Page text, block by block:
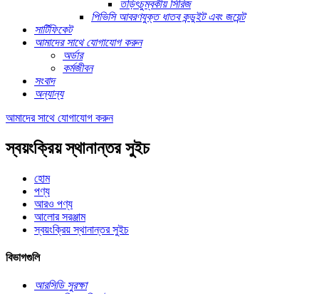
তড়িৎচুম্বকীয় সিরিজ
পিভিসি আবরণযুক্ত ধাতব কন্ডুইট এবং জয়েন্ট
সার্টিফিকেট
আমাদের সাথে যোগাযোগ করুন
অর্ডার
কর্মজীবন
সংবাদ
অন্যান্য
আমাদের সাথে যোগাযোগ করুন
স্বয়ংক্রিয় স্থানান্তর সুইচ
হোম
পণ্য
আরও পণ্য
আলোর সরঞ্জাম
স্বয়ংক্রিয় স্থানান্তর সুইচ
বিভাগগুলি
আরসিডি সুরক্ষা